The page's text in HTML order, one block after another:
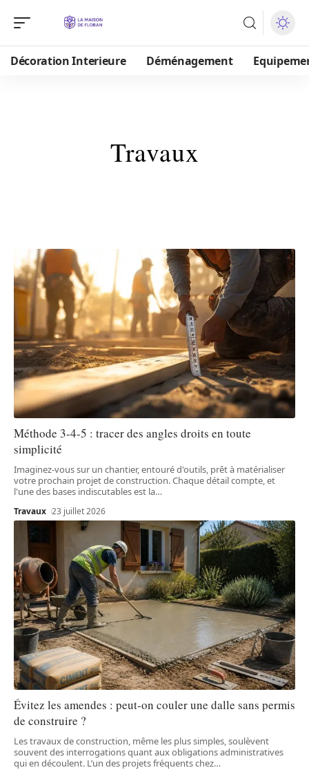
Décoration Interieure Déménagement
Travaux
Méthode 3-4-5 : tracer des angles droits en toute
simplicité
Imaginez-vous sur un chantier, entouré d'outils, prêt à matérialiser
votre prochain projet de construction. Chaque détail compte, et
l'une des bases indiscutables est la…
Travaux 23 juillet 2026
Évitez les amendes : peut-on couler une dalle sans permis
de construire ?
Les travaux de construction, même les plus simples, soulèvent
souvent des interrogations quant aux obligations administratives
qui en découlent. L’un des projets fréquents chez…